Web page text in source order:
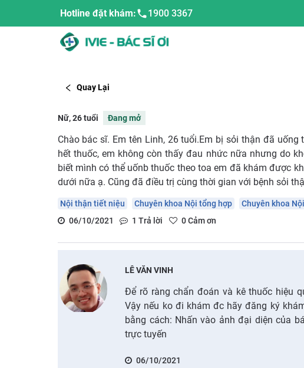
Hotline đặt khám: 1900 3367
Quay Lại
Nữ, 26 tuổi Đang mở
Chào bác sĩ. Em tên Linh, 26 tuổi.Em bị sỏi thận đã
hết thuốc, em không còn thấy đau nhức nữa nhưng do
biết mình có thể uốnb thuốc theo toa em đã khám được
dưới nữa ạ. Cũng đã điều trị cùng thời gian với bệnh sỏi
Nội thận tiết niệu Chuyên khoa Nội tổng hợp
Chuyên khoa
06/10/2021
1 Trả lời 0Cảm ơn
LÊ VĂN VINH
Để rõ ràng chẩn đoán và kê thuốc hiệu
Vậy nếu ko đi khám đc hãy đăng ký
bằng cách: Nhấn vào ảnh đại diện của
trực tuyến
06/10/2021